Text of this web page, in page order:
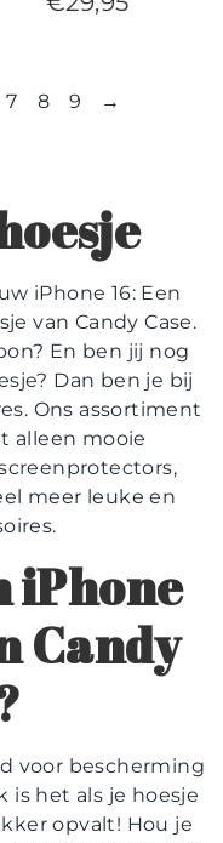
7 8 9 →
iPhone 16: Een
van Candy Case.
En ben jij nog
Dan ben je bij
Ons assortiment
alleen mooie
meer leuke en
iPhone
Candy
voor bescherming
is het als je hoesje
opvalt! Hou je